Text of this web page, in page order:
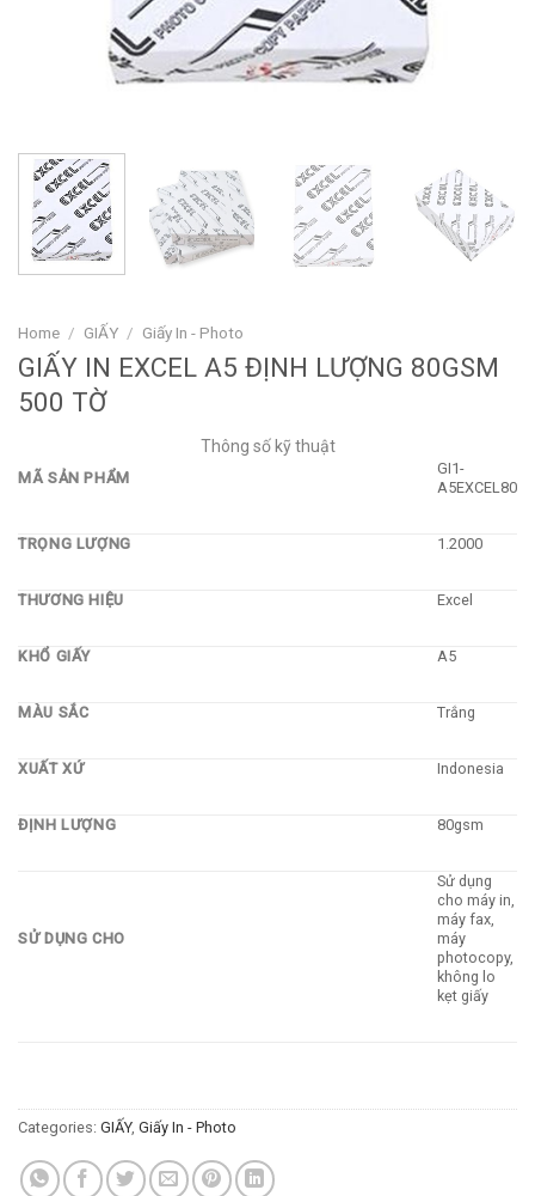
Home / GIẤY / Giấy In - Photo
GIẤY IN EXCEL A5 ĐỊNH LƯỢNG 80GSM
500 TỜ
Thông số kỹ thuật
MÃ SẢN PHẨM
GI1-
A5EXCEL80
TRỌNG LƯỢNG 1.2000
THƯƠNG HIỆU Excel
KHỔ GIẤY A5
MÀU SẮC Trắng
XUẤT XỨ Indonesia
ĐỊNH LƯỢNG 80gsm
SỬ DỤNG CHO
Sử dụng
cho máy in,
máy fax,
máy
photocopy,
không lo
kẹt giấy
Categories: GIẤY, Giấy In - Photo